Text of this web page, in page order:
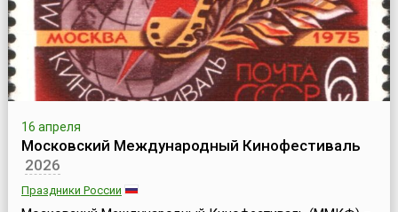
16 апреля
Московский Международный Кинофестиваль
2026
Праздники России